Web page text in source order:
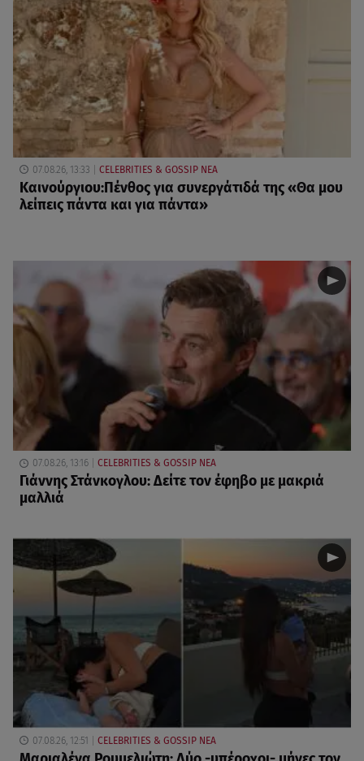
07.08.26, 13:33 CELEBRITIES & GOSSIP ΝΕΑ
Καινούργιου:Πένθος για συνεργάτιδά της «Θα μου
λείπεις πάντα και για πάντα»
07.08.26, 13:16 CELEBRITIES & GOSSIP ΝΕΑ
Γιάννης Στάνκογλου: Δείτε τον έφηβο με μακριά
μαλλιά
07.08.26, 12:51 CELEBRITIES & GOSSIP ΝΕΑ